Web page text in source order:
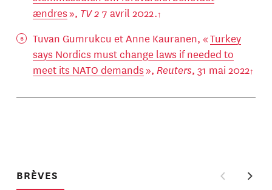
ændres», TV 2 7 avril 2022.
Tuvan Gumrukcu et Anne Kauranen, «Turkey
says Nordics must change laws if needed to
meet its NATO demands», Reuters, 31 mai 2022
BRÈVES